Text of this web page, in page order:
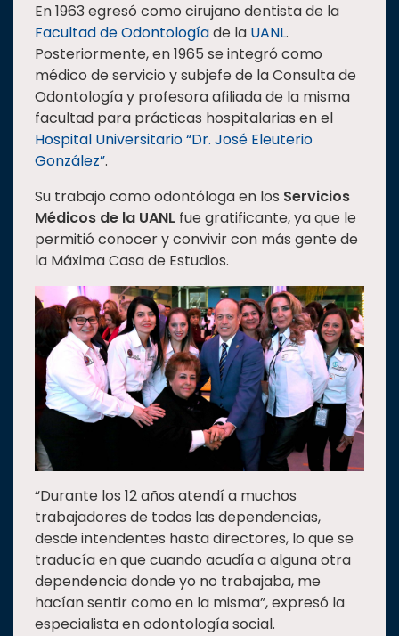
En 1963 egresó como cirujano dentista de la
Facultad de Odontologíade la UANL.
Posteriormente, en 1965 se integró como
médico de servicio y subjefe de la Consulta de
Odontología y profesora afiliada de la misma
facultad para prácticas hospitalarias en el
Hospital Universitario “Dr. José Eleuterio
González”.
Su trabajo como odontóloga en los Servicios
Médicos de la UANL fue gratificante, ya que le
permitió conocer y convivir con más gente de
la Máxima Casa de Estudios.
“Durante los 12 años atendí a muchos
trabajadores de todas las dependencias,
desde intendentes hasta directores, lo que se
traducía en que cuando acudía a alguna otra
dependencia donde yo no trabajaba, me
hacían sentir como en la misma”, expresó la
especialista en odontología social.